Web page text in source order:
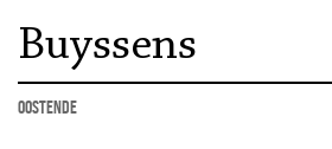
Buyssens
Oostende